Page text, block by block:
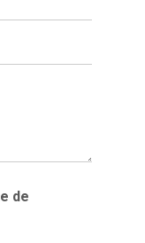
de